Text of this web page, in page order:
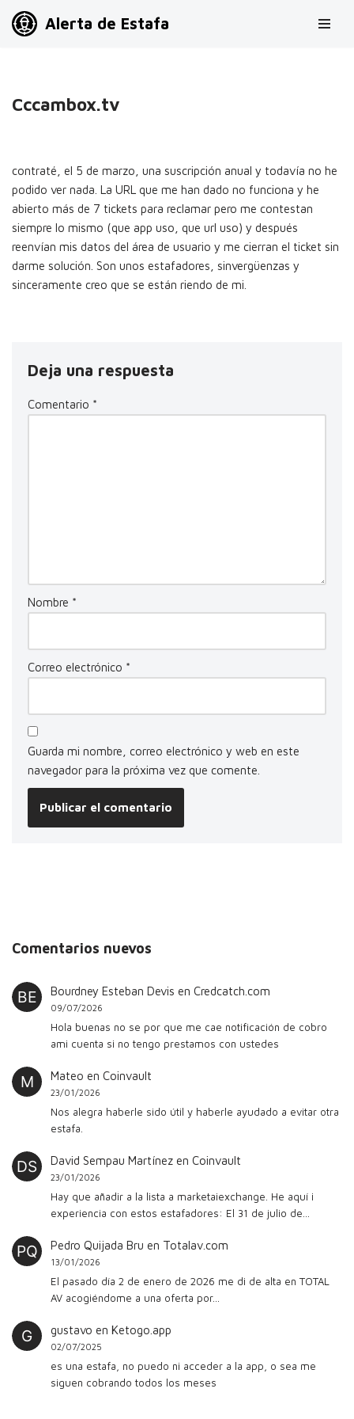
Alerta de Estafa
Cccambox.tv
contraté, el 5 de marzo, una suscripción anual y todavía no he
podido ver nada. La URL que me han dado no funciona y he
abierto más de 7 tickets para reclamar pero me contestan
siempre lo mismo (que app uso, que url uso) y después
reenvían mis datos del área de usuario y me cierran el ticket sin
darme solución. Son unos estafadores, sinvergüenzas y
sinceramente creo que se están riendo de mi.
Deja una respuesta
Comentario *
Nombre *
Correo electrónico *
Guarda mi nombre, correo electrónico y web en este
navegador para la próxima vez que comente.
Comentarios nuevos
Bourdney Esteban Devis en Credcatch.com
09/07/2026
Hola buenas no se por que me cae notificación de cobro
ami cuenta si no tengo prestamos con ustedes
Mateo en Coinvault
23/01/2026
Nos alegra haberle sido útil y haberle ayudado a evitar otra
estafa.
David Sempau Martínezen Coinvault
23/01/2026
Hay que añadir a la lista a marketaiexchange. He aquí i
experiencia con estos estafadores: El 31 de julio de…
Pedro Quijada Bru en Totalav.com
13/01/2026
El pasado día 2 de enero de 2026 me di de alta en TOTAL
AV acogiéndome a una oferta por…
gustavo en Ketogo.app
02/07/2025
es una estafa, no puedo ni acceder a la app, o sea me
siguen cobrando todos los meses